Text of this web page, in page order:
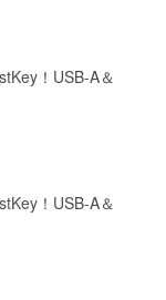
！USB-A＆
！USB-A＆